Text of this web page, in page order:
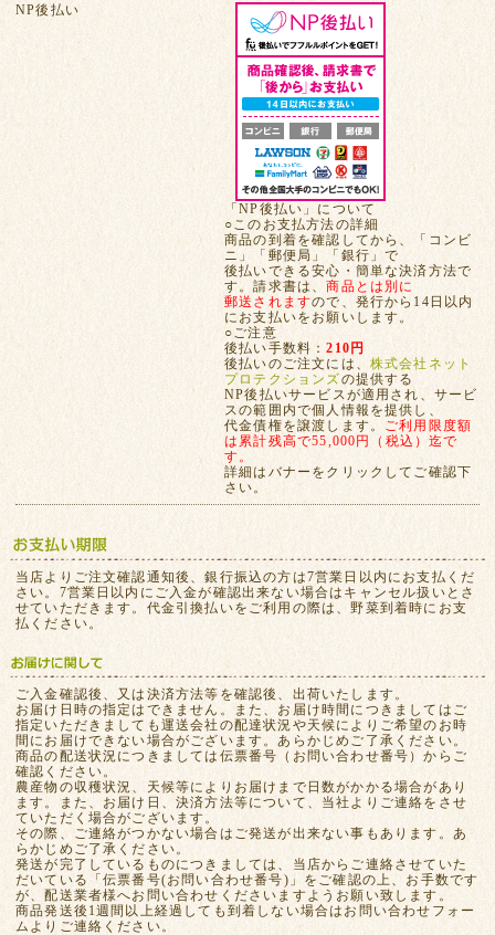
NP後払い
「NP後払い」について
○このお支払方法の詳細
商品の到着を確認してから、「コンビ
ニ」「郵便局」「銀行」で
後払いできる安心・簡単な決済方法で
す。請求書は、商品とは別に
郵送されますので、発行から14日以内
にお支払いをお願いします。
○ご注意
後払い手数料：210円
後払いのご注文には、 株式会社ネット
プロテクションズの提供する
NP後払いサービスが適用され、サービ
スの範囲内で個人情報を提供し、
代金債権を譲渡します。 ご利用限度額
は累計残高で55,000円（税込）迄で
す。
詳細はバナーをクリックしてご確認下
さい。
当店よりご注文確認通知後、銀行振込の方は7営業日以内にお支払くだ
さい。7営業日以内にご入金が確認出来ない場合はキャンセル扱いとさ
せていただきます。代金引換払いをご利用の際は、野菜到着時にお支
払ください。
ご入金確認後、又は決済方法等を確認後、出荷いたします。
お届け日時の指定はできません。また、お届け時間につきましてはご
指定いただきましても運送会社の配達状況や天候によりご希望のお時
間にお届けできない場合がございます。あらかじめご了承ください。
商品の配送状況につきましては伝票番号（お問い合わせ番号）からご
確認ください。
農産物の収穫状況、天候等によりお届けまで日数がかかる場合があり
ます。また、お届け日、決済方法等について、当社よりご連絡をさせ
ていただく場合がございます。
その際、ご連絡がつかない場合はご発送が出来ない事もあります。あ
らかじめご了承ください。
発送が完了しているものにつきましては、当店からご連絡させていた
だいている「伝票番号(お問い合わせ番号)」をご確認の上、お手数です
が、配送業者様へお問い合わせくださいますようお願い致します。
商品発送後1週間以上経過しても到着しない場合はお問い合わせフォー
ムよりご連絡ください。